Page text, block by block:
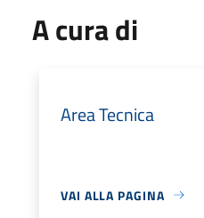
A cura di
Area Tecnica
VAI ALLA PAGINA